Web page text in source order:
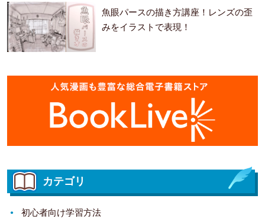
魚眼パースの描き方講座！レンズの歪
みをイラストで表現！
カテゴリ
初心者向け学習方法